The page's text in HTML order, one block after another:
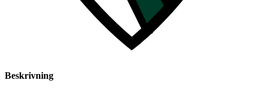
Beskrivning